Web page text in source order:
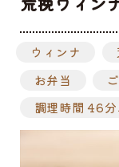
ウィンナ
お弁当
調理時間 46分